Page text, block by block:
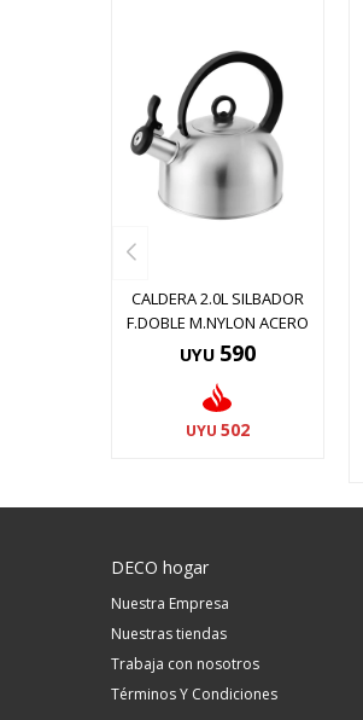
CALDERA 2.0L SILBADOR
F.DOBLE M.NYLON ACERO
UYU 590
UYU 502
DECO hogar
Nuestra Empresa
Nuestras tiendas
Trabaja con nosotros
Términos Y Condiciones